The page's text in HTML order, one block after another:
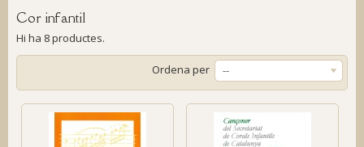
Cor infantil
Hi ha 8 productes.
Ordena per --